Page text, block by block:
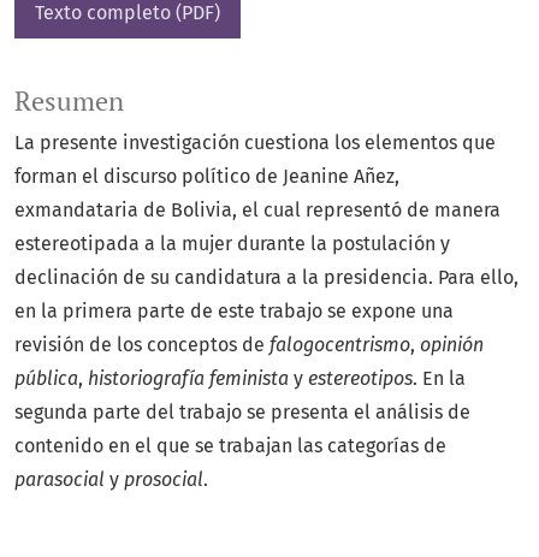
Texto completo (PDF)
Resumen
La presente investigación cuestiona los elementos que
forman el discurso político de Jeanine Añez,
exmandataria de Bolivia, el cual representó de manera
estereotipada a la mujer durante la postulación y
declinación de su candidatura a la presidencia. Para ello,
en la primera parte de este trabajo se expone una
revisión de los conceptos de falogocentrismo, opinión
pública, historiografía feminista y estereotipos. En la
segunda parte del trabajo se presenta el análisis de
contenido en el que se trabajan las categorías de
parasocial y prosocial.